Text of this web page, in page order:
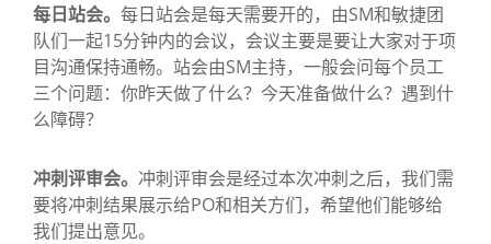
每日站会。 每日站会是每天需要开的，由SM和敏捷团
队们一起15分钟内的会议，会议主要是要让大家对于项
目沟通保持通畅。站会由SM主持，一般会问每个员工
三个问题：你昨天做了什么？今天准备做什么？遇到什
么障碍？
冲刺评审会。 冲刺评审会是经过本次冲刺之后，我们需
要将冲刺结果展示给PO和相关方们，希望他们能够给
我们提出意见。